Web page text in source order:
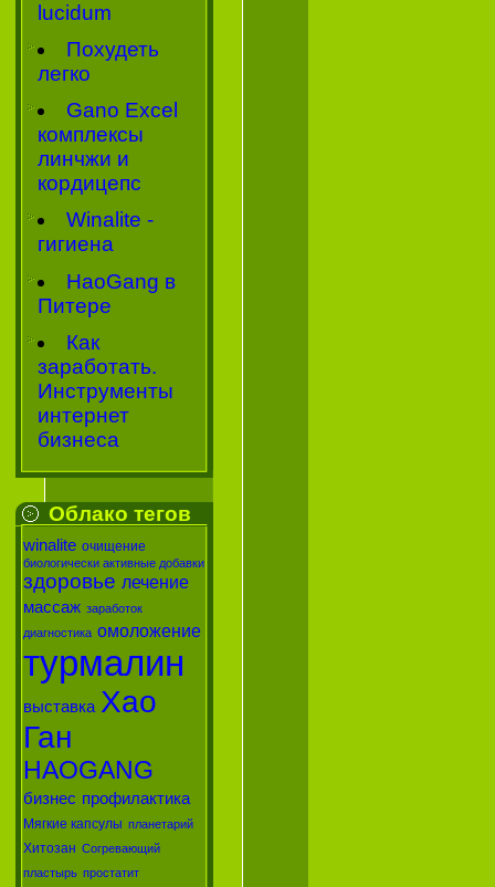
lucidum
Похудеть
легко
Gano Excel
комплексы
линчжи и
кордицепс
Winalite -
гигиена
HaoGang в
Питере
Как
заработать.
Инструменты
интернет
бизнеса
Облако тегов
winalite очищение
биологически активные добавки
здоровье лечение
массаж заработок
диагностика омоложение
турмалин
выставка Хао
Ган
HAOGANG
бизнес профилактика
Мягкие капсулы планетарий
Хитозан Согревающий
пластырь простатит